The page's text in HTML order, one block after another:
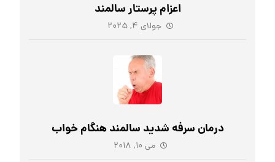
اعزام پرستار سالمند
جولای ۴, ۲۰۲۵
درمان سرفه شدید سالمند هنگام خواب
می ۱۰, ۲۰۱۸